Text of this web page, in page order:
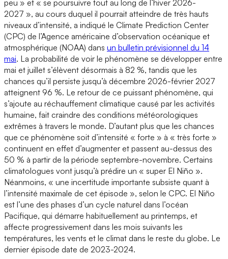
peu » et « se poursuivre tout au long de l’hiver 2026-
2027 », au cours duquel il pourrait atteindre de très hauts
niveaux d’intensité, a indiqué le Climate Prediction Center
(CPC) de l’Agence américaine d’observation océanique et
atmosphérique (NOAA) dans un bulletin prévisionnel du 14
mai. La probabilité de voir le phénomène se développer entre
mai et juillet s’élèvent désormais à 82 %, tandis que les
chances qu’il persiste jusqu’à décembre 2026-février 2027
atteignent 96 %. Le retour de ce puissant phénomène, qui
s’ajoute au réchauffement climatique causé par les activités
humaine, fait craindre des conditions météorologiques
extrêmes à travers le monde. D’autant plus que les chances
que ce phénomène soit d’intensité « forte » à « très forte »
continuent en effet d’augmenter et passent au-dessus des
50 % à partir de la période septembre-novembre. Certains
climatologues vont jusqu’à prédire un « super El Niño ».
Néanmoins, « une incertitude importante subsiste quant à
l’intensité maximale de cet épisode », selon le CPC. El Niño
est l’une des phases d’un cycle naturel dans l’océan
Pacifique, qui démarre habituellement au printemps, et
affecte progressivement dans les mois suivants les
températures, les vents et le climat dans le reste du globe. Le
dernier épisode date de 2023-2024.